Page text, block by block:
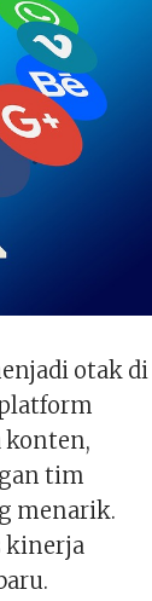
otak di
konten,
tim
menarik.
kinerja